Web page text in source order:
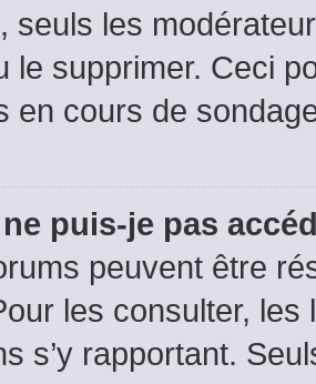
seuls les
le supprimer. Ceci
en cours de
puis-je pas
peuvent être
les consulter,
s’y rapportant.